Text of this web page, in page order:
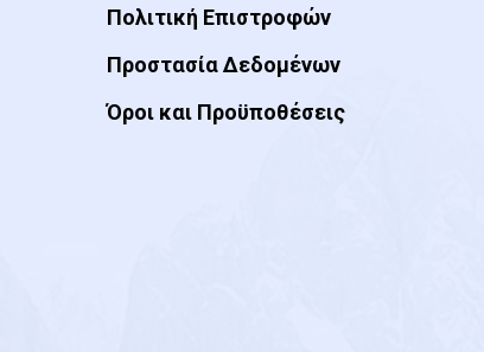
Πολιτική Επιστροφών
Προστασία Δεδομένων
Όροι και Προϋποθέσεις